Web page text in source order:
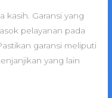
kasih. Garansi yang
pelayanan pada
garansi meliputi
yang lain